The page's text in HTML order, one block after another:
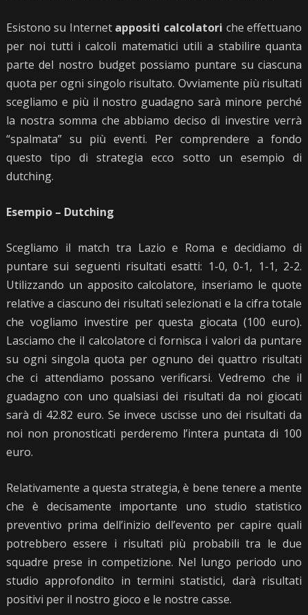
Esistono su Internet appositi calcolatori che effettuano
per noi tutti i calcoli matematici utili a stabilire quanta
parte del nostro budget possiamo puntare su ciascuna
quota per ogni singolo risultato. Ovviamente più risultati
scegliamo e più il nostro guadagno sarà minore perché
la nostra somma che abbiamo deciso di investire verrà
“spalmata” su più eventi. Per comprendere a fondo
questo tipo di strategia ecco sotto un esempio di
dutching.
Esempio – Dutching
Scegliamo il match tra Lazio e Roma e decidiamo di
puntare sui seguenti risultati esatti: 1-0, 0-1, 1-1, 2-2.
Utilizzando un apposito calcolatore, inseriamo le quote
relative a ciascuno dei risultati selezionati e la cifra totale
che vogliamo investire per questa giocata (100 euro).
Lasciamo che il calcolatore ci fornisca i valori da puntare
su ogni singola quota per ognuno dei quattro risultati
che ci attendiamo possano verificarsi. Vedremo che il
guadagno con uno qualsiasi dei risultati da noi giocati
sarà di 42.82 euro. Se invece uscisse uno dei risultati da
noi non pronosticati perderemo l’intera puntata di 100
euro.
Relativamente a questa strategia, è bene tenere a mente
che è decisamente importante uno studio statistico
preventivo prima dell’inizio dell’evento per capire quali
potrebbero essere i risultati più probabili tra le due
squadre prese in competizione. Nel lungo periodo uno
studio approfondito in termini statistici, darà risultati
positivi per il nostro gioco e le nostre casse.